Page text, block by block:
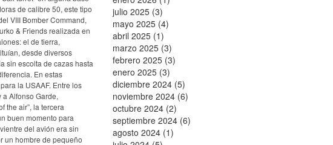
de calibre 50, este tipo
VIII Bomber Command,
& Friends realizada en
el de tierra,
desde diversos
sin escolta de cazas hasta
En estas
la USAAF. Entre los
Alfonso Garde,
the air”, la tercera
buen momento para
del avión era sin
un hombre de pequeño
julio 2025 (3)
mayo 2025 (4)
abril 2025 (1)
marzo 2025 (3)
febrero 2025 (3)
enero 2025 (3)
diciembre 2024 (5)
noviembre 2024 (6)
octubre 2024 (2)
septiembre 2024 (6)
agosto 2024 (1)